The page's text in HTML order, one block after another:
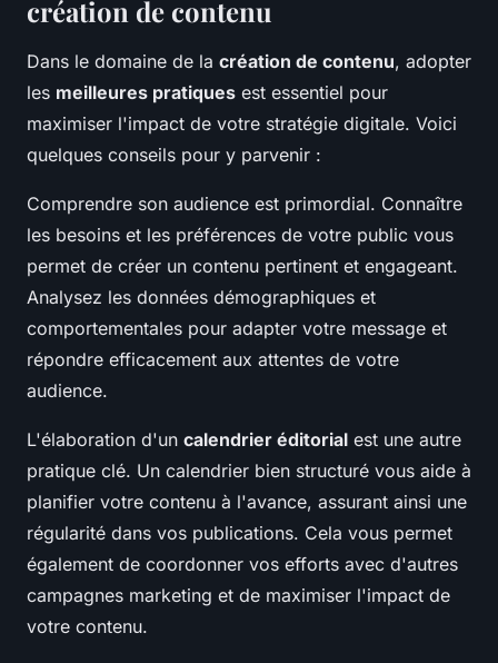
création de contenu
Dans le domaine de la création de contenu, adopter
les meilleures pratiques est essentiel pour
maximiser l'impact de votre stratégie digitale. Voici
quelques conseils pour y parvenir :
Comprendre son audience est primordial. Connaître
les besoins et les préférences de votre public vous
permet de créer un contenu pertinent et engageant.
Analysez les données démographiques et
comportementales pour adapter votre message et
répondre efficacement aux attentes de votre
audience.
L'élaboration d'un calendrier éditorial est une autre
pratique clé. Un calendrier bien structuré vous aide à
planifier votre contenu à l'avance, assurant ainsi une
régularité dans vos publications. Cela vous permet
également de coordonner vos efforts avec d'autres
campagnes marketing et de maximiser l'impact de
votre contenu.